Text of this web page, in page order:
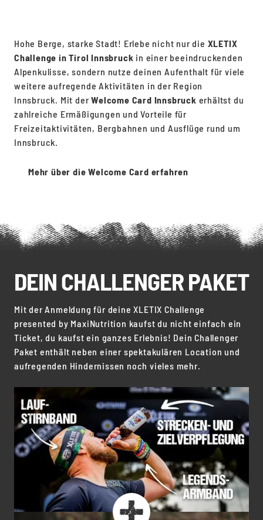
Hohe Berge, starke Stadt! Erlebe nicht nur die XLETIX
Challenge in Tirol Innsbruck in einer beeindruckenden
Alpenkulisse, sondern nutze deinen Aufenthalt für viele
weitere aufregende Aktivitäten in der Region
Innsbruck. Mit derWelcome Card Innsbruck erhältst du
zahlreiche Ermäßigungen und Vorteile für
Freizeitaktivitäten, Bergbahnen und Ausflüge rund um
Innsbruck.
Mehr über die Welcome Card erfahren
DEIN CHALLENGER PAKET
Mit der Anmeldung für deine XLETIX Challenge
presented by MaxiNutrition kaufst du nicht einfach ein
Ticket, du kaufst ein ganzes Erlebnis! Dein Challenger
Paket enthält neben einer spektakulären Location und
aufregenden Hindernissen noch vieles mehr.